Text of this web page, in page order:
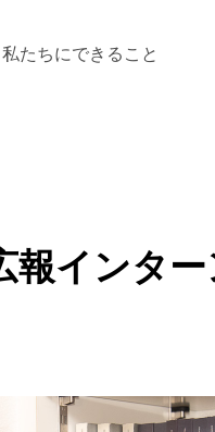
私たちにできること
インタ